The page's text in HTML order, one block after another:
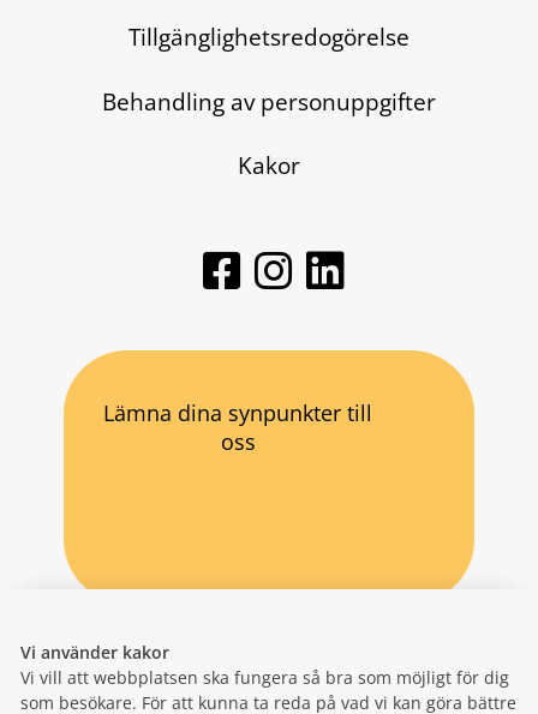
Vi använder kakor
Vi vill att webbplatsen ska fungera så bra som möjligt för dig
som besökare. För att kunna ta reda på vad vi kan göra bättre
Tillgänglighetsredogörelse
Behandling av personuppgifter
Kakor
Lämna dina synpunkter till
oss